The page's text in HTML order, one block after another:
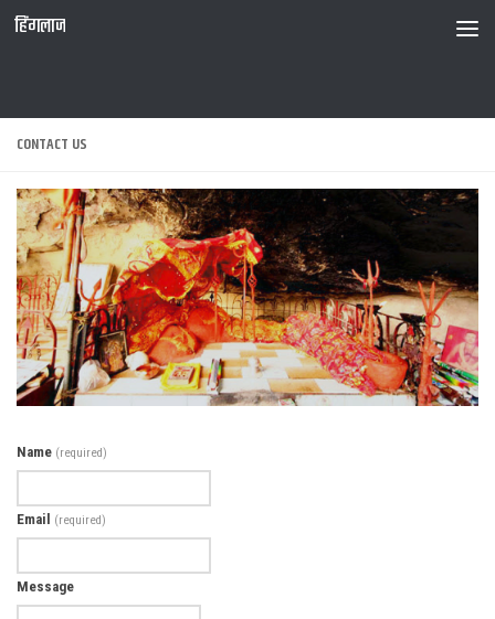
हिंगलाज
CONTACT US
Name (required)
Email (required)
Message